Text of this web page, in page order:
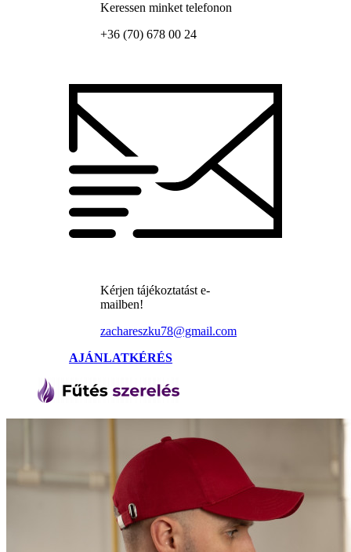
Keressen minket telefonon
+36 (70) 678 00 24
Kérjen tájékoztatást e-
mailben!
zachareszku78@gmail.com
AJÁNLATKÉRÉS